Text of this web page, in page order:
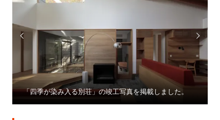

「四季が染み入る別荘」の竣工写真を掲載しました。
